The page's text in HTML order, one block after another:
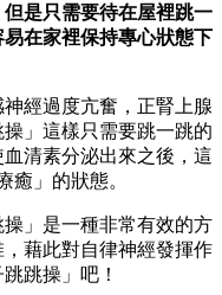
但是只需要待在屋裡跳一
在家裡保持專心狀態下
經過度亢奮，正腎上腺
」這樣只需要跳一跳的
清素分泌出來之後，這
癒」的狀態。
」是一種非常有效的方
藉此對自律神經發揮作
跳操」吧！